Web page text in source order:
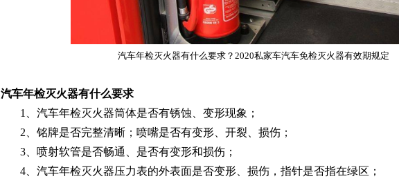
汽车年检灭火器有什么要求？2020私家车汽车免检灭火器有效期规定
汽车年检灭火器有什么要求
1、汽车年检灭火器筒体是否有锈蚀、变形现象 ；
2、铭牌是否完整清晰 ； 喷嘴是否有变形、开裂、损伤 ；
3、喷射软管是否畅通、是否有变形和损伤 ；
4、汽车年检灭火器压力表的外表面是否变形、损伤，指针是否指在绿区 ；